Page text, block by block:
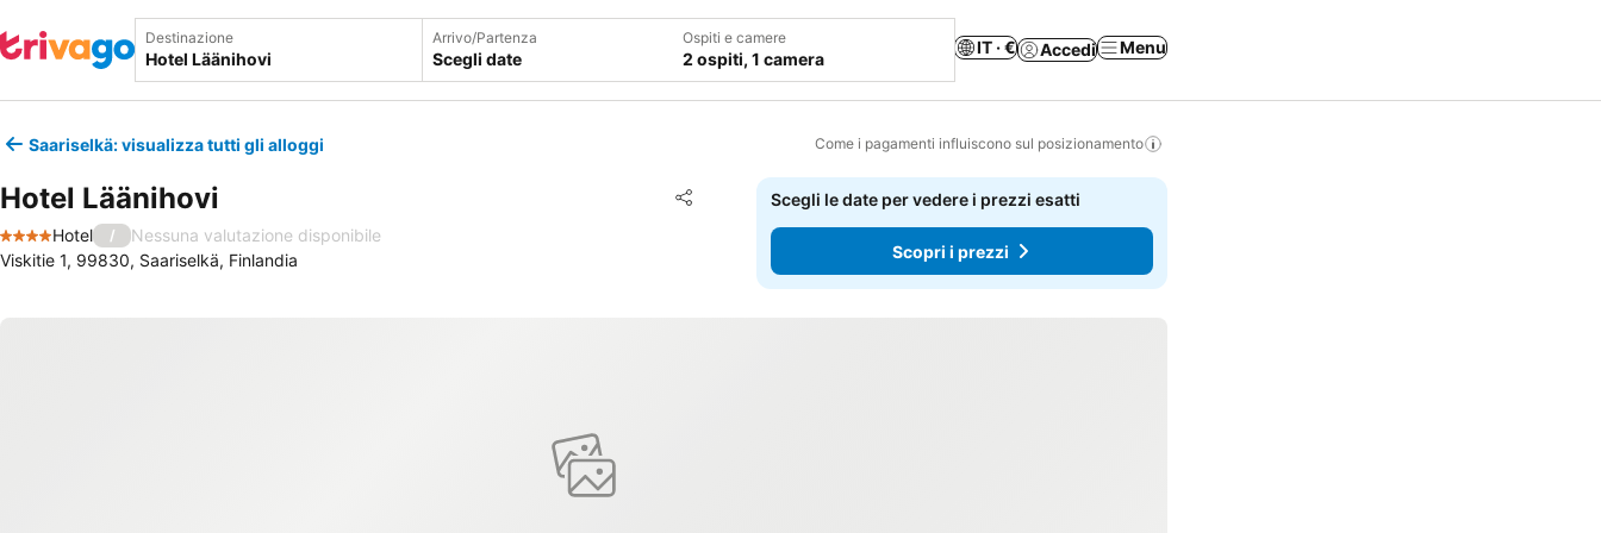
Destinazione Arrivo/Partenza
Scegli date
Ospiti e camere
2 ospiti, 1 camera
IT · € Accedi Menu
Saariselkä: visualizza tutti gli alloggi Come i pagamenti influiscono sul posizionamento
Hotel Läänihovi Condividi
Aggiungi ai preferiti
4 Stelle
Hotel /
Nessuna valutazione disponibile
Viskitie 1, 99830, Saariselkä, Finlandia
Scegli le date per vedere i prezzi esatti
Scopri i prezzi